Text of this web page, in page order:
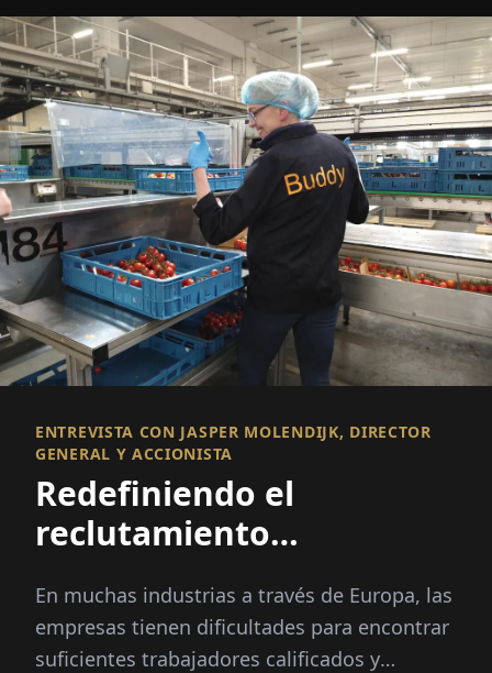
ENTREVISTA CON JASPER MOLENDIJK, DIRECTOR
GENERAL Y ACCIONISTA
Redefiniendo el
reclutamiento
En muchas industrias a través de Europa, las
empresas tienen dificultades para encontrar
suficientes trabajadores calificados y